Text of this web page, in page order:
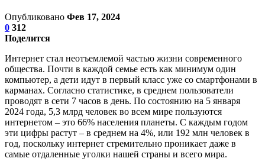
Опубликовано Фев 17, 2024
0 312
Поделится
Интернет стал неотъемлемой частью жизни современного
общества. Почти в каждой семье есть как минимум один
компьютер, а дети идут в первый класс уже со смартфонами в
карманах. Согласно статистике, в среднем пользователи
проводят в сети 7 часов в день. По состоянию на 5 января
2024 года, 5,3 млрд человек во всем мире пользуются
интернетом – это 66% населения планеты. С каждым годом
эти цифры растут – в среднем на 4%, или 192 млн человек в
год, поскольку интернет стремительно проникает даже в
самые отдаленные уголки нашей страны и всего мира.